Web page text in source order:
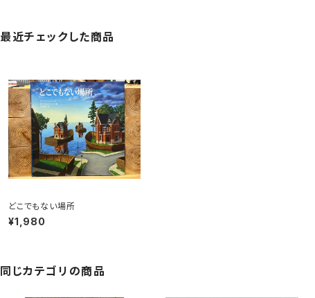
最近チェックした商品
どこでもない場所
¥1,980
同じカテゴリの商品